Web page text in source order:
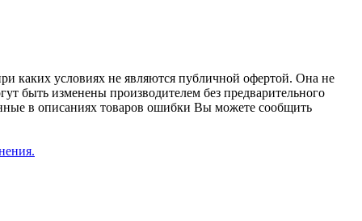
каких условиях не являются публичной офертой. Она не
быть изменены производителем без предварительного
в описаниях товаров ошибки Вы можете сообщить